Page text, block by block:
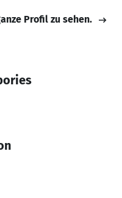
Profil zu sehen.